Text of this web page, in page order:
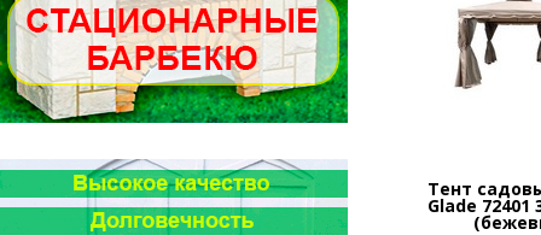
Тент
Glade 72401